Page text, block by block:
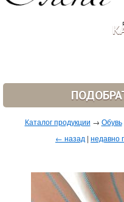
Каталог продукции → Обувь
← назад | недавно